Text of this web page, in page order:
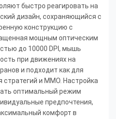
быстро реагировать на
дизайн, сохраняющийся с
конструкцию с
мощным оптическим
до 10000 DPI, мышь
при движениях на
и подходит как для
и MMO. Настройка
оптимальный режим
предпочтения,
комфорт в